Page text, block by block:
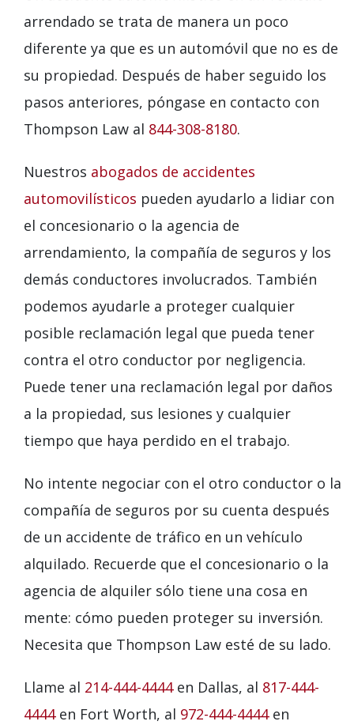
arrendado se trata de manera un poco
diferente ya que es un automóvil que no es de
su propiedad. Después de haber seguido los
pasos anteriores, póngase en contacto con
Thompson Law al 844-308-8180.
Nuestros abogados de accidentes
automovilísticos pueden ayudarlo a lidiar con
el concesionario o la agencia de
arrendamiento, la compañía de seguros y los
demás conductores involucrados. También
podemos ayudarle a proteger cualquier
posible reclamación legal que pueda tener
contra el otro conductor por negligencia.
Puede tener una reclamación legal por daños
a la propiedad, sus lesiones y cualquier
tiempo que haya perdido en el trabajo.
No intente negociar con el otro conductor o la
compañía de seguros por su cuenta después
de un accidente de tráfico en un vehículo
alquilado. Recuerde que el concesionario o la
agencia de alquiler sólo tiene una cosa en
mente: cómo pueden proteger su inversión.
Necesita que Thompson Law esté de su lado.
Llame al 214-444-4444en Dallas, al 817-444-
4444en Fort Worth, al 972-444-4444en